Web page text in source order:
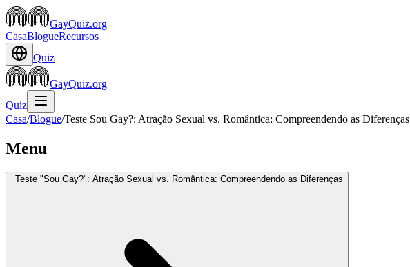
GayQuiz.org
CasaBlogueRecursos
Quiz
GayQuiz.org
Quiz
Casa/Blogue/Teste Sou Gay?: Atração Sexual vs. Romântica: Compreendendo as Diferenças
Menu
Teste "Sou Gay?": Atração Sexual vs. Romântica: Compreendendo as Diferenças